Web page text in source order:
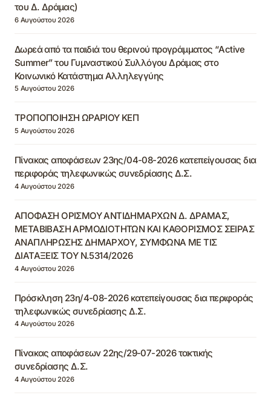
του Δ. Δράμας)
6 Αυγούστου 2026
Δωρεά από τα παιδιά του θερινού προγράμματος “Active
Summer” του Γυμναστικού Συλλόγου Δράμας στο
Κοινωνικό Κατάστημα Αλληλεγγύης
5 Αυγούστου 2026
ΤΡΟΠΟΠΟΙΗΣΗ ΩΡΑΡΙΟΥ ΚΕΠ
5 Αυγούστου 2026
Πίνακας αποφάσεων 23ης/04-08-2026 κατεπείγουσας δια
περιφοράς τηλεφωνικώς συνεδρίασης Δ.Σ.
4 Αυγούστου 2026
ΑΠΟΦΑΣΗ ΟΡΙΣΜΟΥ ΑΝΤΙΔΗΜΑΡΧΩΝ Δ. ΔΡΑΜΑΣ,
ΜΕΤΑΒΙΒΑΣΗ ΑΡΜΟΔΙΟΤΗΤΩΝ ΚΑΙ ΚΑΘΟΡΙΣΜΟΣ ΣΕΙΡΑΣ
ΑΝΑΠΛΗΡΩΣΗΣ ΔΗΜΑΡΧΟΥ, ΣΥΜΦΩΝΑ ΜΕ ΤΙΣ
ΔΙΑΤΑΞΕΙΣ ΤΟΥ Ν.5314/2026
4 Αυγούστου 2026
Πρόσκληση 23η/4-08-2026 κατεπείγουσας δια περιφοράς
τηλεφωνικώς συνεδρίασης Δ.Σ.
4 Αυγούστου 2026
Πίνακας αποφάσεων 22ης/29-07-2026 τακτικής
συνεδρίασης Δ.Σ.
4 Αυγούστου 2026